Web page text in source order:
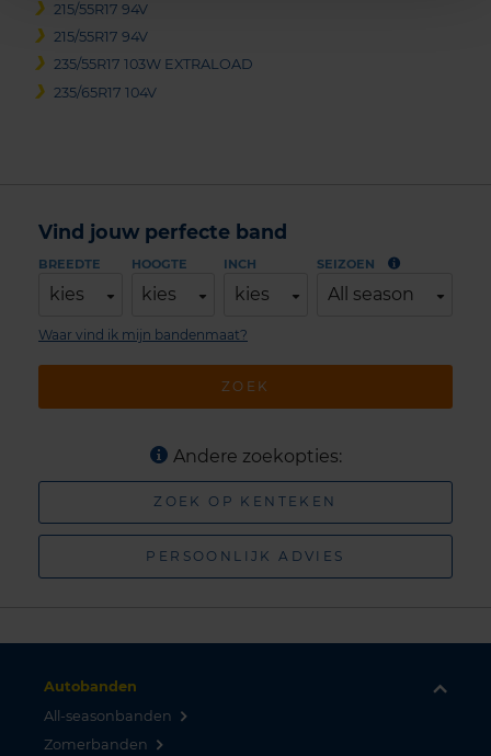
215/55R17 94V
215/55R17 94V
235/55R17 103W EXTRALOAD
235/65R17 104V
Vind jouw perfecte band
BREEDTE
kies
HOOGTE
kies
INCH
kies
SEIZOEN
All season
ZOEK
Waar vind ik mijn bandenmaat?
Andere zoekopties:
ZOEK OP KENTEKEN
PERSOONLIJK ADVIES
Autobanden
All-seasonbanden
Zomerbanden